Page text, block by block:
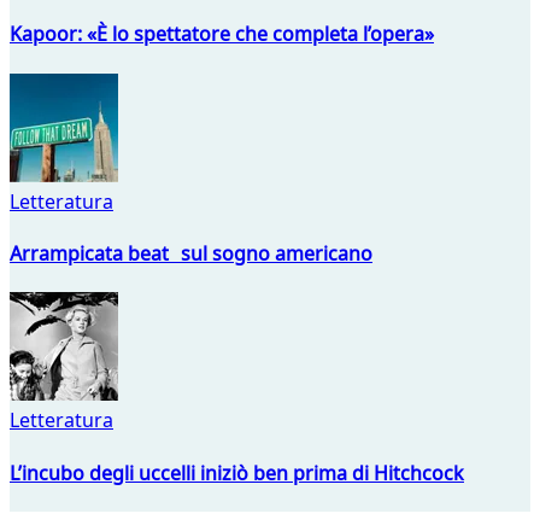
Kapoor: «È lo spettatore che completa l’opera»
Letteratura
Arrampicata beat sul sogno americano
Letteratura
L’incubo degli uccelli iniziò ben prima di Hitchcock